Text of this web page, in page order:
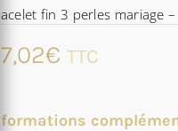
fin 3 perles mariage
€ TTC